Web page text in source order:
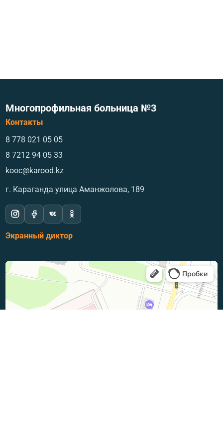
Многопрофильная больница №3
Контакты
8 778 021 05 05
8 7212 94 05 33
kooc@karood.kz
г. Караганда ​улица Аманжолова, 189
Экранный диктор